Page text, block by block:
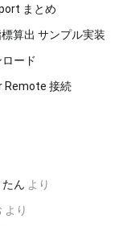
まとめ
算出 サンプル実装
ード
Remote 接続
ん より
より